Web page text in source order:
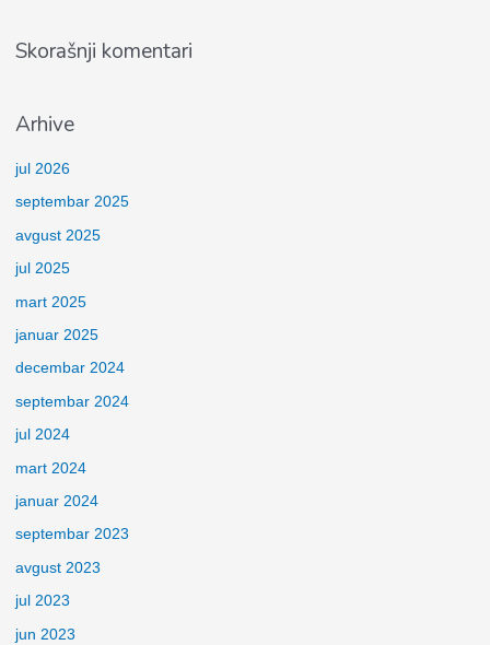
Skorašnji komentari
Arhive
jul 2026
septembar 2025
avgust 2025
jul 2025
mart 2025
januar 2025
decembar 2024
septembar 2024
jul 2024
mart 2024
januar 2024
septembar 2023
avgust 2023
jul 2023
jun 2023